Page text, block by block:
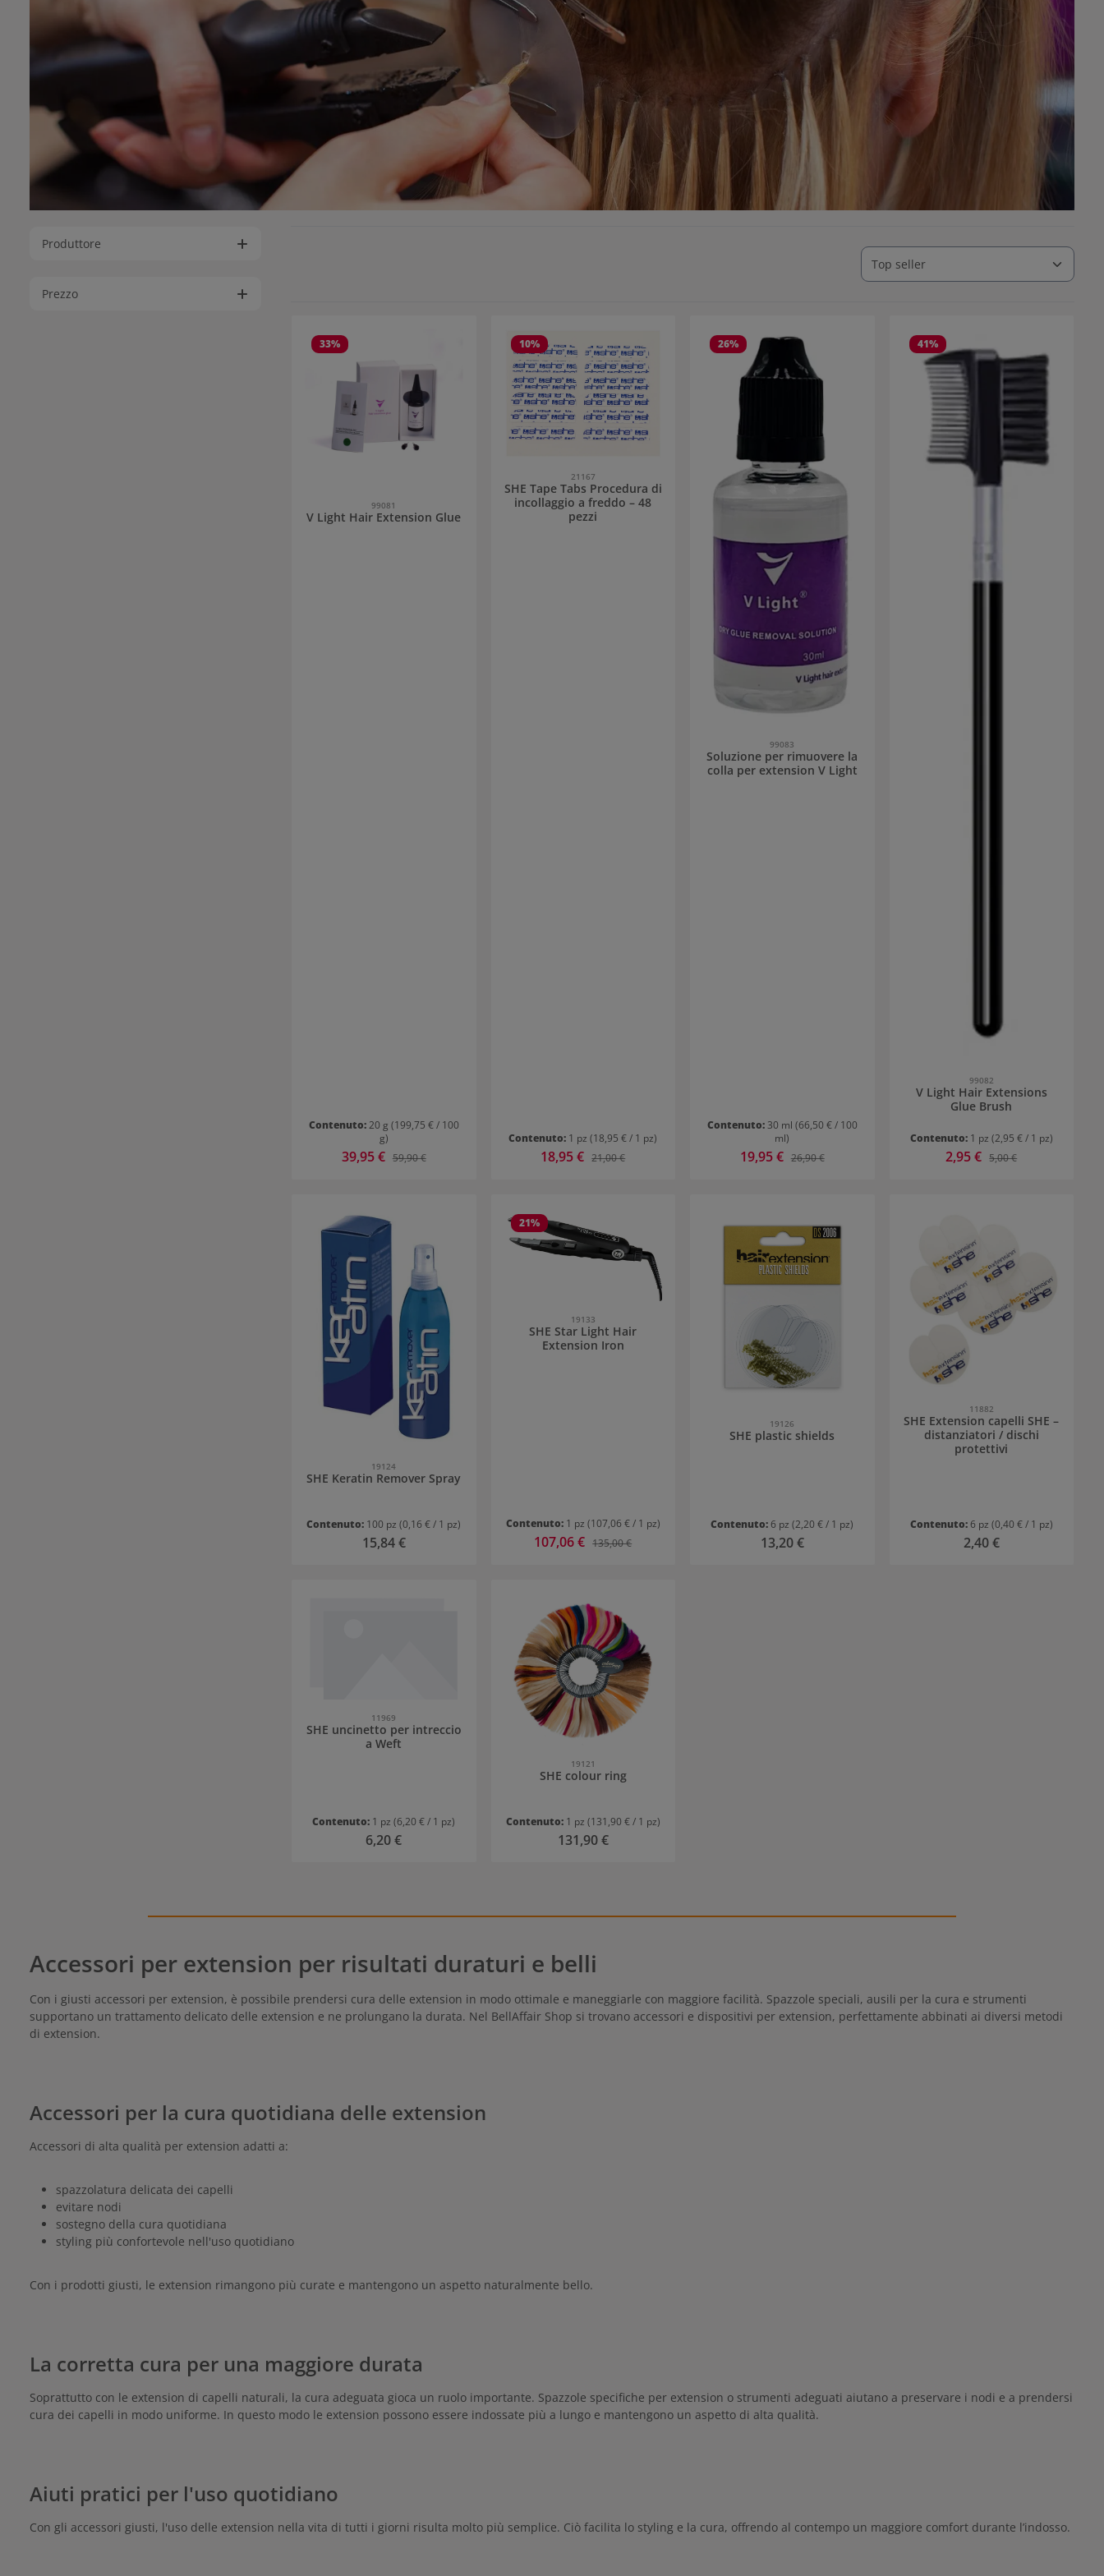
Produttore
Prezzo
33%
99081
V Light Hair Extension Glue
Contenuto:20 g (199,75 € / 100
g)
Prezzo di vendita:
39,95 € Prezzo normale:
59,90 €
10%
21167
SHE Tape Tabs Procedura di
incollaggio a freddo – 48
pezzi
Contenuto: 1 pz(18,95 € / 1 pz)
Prezzo di vendita:
18,95 € Prezzo normale:
21,00 €
26%
99083
Soluzione per rimuovere la
colla per extension V Light
Contenuto: 30 ml (66,50 € / 100
ml)
Prezzo di vendita:
19,95 € Prezzo normale:
26,90 €
41%
99082
V Light Hair Extensions
Glue Brush
Contenuto: 1 pz (2,95 € / 1 pz)
Prezzo di vendita:
2,95 € Prezzo normale:
5,00 €
19124
SHE Keratin Remover Spray
Contenuto: 100 pz(0,16 € / 1 pz)
Prezzo normale:
15,84 €
21%
19133
SHE Star Light Hair
Extension Iron
Contenuto: 1 pz (107,06 € / 1 pz)
Prezzo di vendita:
107,06 € Prezzo normale:
135,00 €
19126
SHE plastic shields
Contenuto: 6 pz(2,20 € / 1 pz)
Prezzo normale:
13,20 €
11882
SHE Extension capelli SHE –
distanziatori / dischi
protettivi
Contenuto: 6 pz (0,40 € / 1 pz)
Prezzo normale:
2,40 €
11969
SHE uncinetto per intreccio
a Weft
Contenuto: 1 pz(6,20 € / 1 pz)
Prezzo normale:
6,20 €
19121
SHE colour ring
Contenuto: 1 pz (131,90 € / 1 pz)
Prezzo normale:
131,90 €
Accessori per extension per risultati duraturi e belli
Con i giusti accessori per extension, è possibile prendersi cura delle extension in modo ottimale e maneggiarle con maggiore facilità. Spazzole speciali, ausili per la cura e strumenti
supportano un trattamento delicato delle extension e ne prolungano la durata. Nel BellAffair Shop si trovano accessori e dispositivi per extension, perfettamente abbinati ai diversi metodi
di extension.
Accessori per la cura quotidiana delle extension
Accessori di alta qualità per extension adatti a:
spazzolatura delicata dei capelli
evitare nodi
sostegno della cura quotidiana
styling più confortevole nell'uso quotidiano
Con i prodotti giusti, le extension rimangono più curate e mantengono un aspetto naturalmente bello.
La corretta cura per una maggiore durata
Soprattutto con le extension di capelli naturali, la cura adeguata gioca un ruolo importante. Spazzole specifiche per extension o strumenti adeguati aiutano a preservare i nodi e a prendersi
cura dei capelli in modo uniforme. In questo modo le extension possono essere indossate più a lungo e mantengono un aspetto di alta qualità.
Aiuti pratici per l'uso quotidiano
Con gli accessori giusti, l'uso delle extension nella vita di tutti i giorni risulta molto più semplice. Ciò facilita lo styling e la cura, offrendo al contempo un maggiore comfort durante l’indosso.